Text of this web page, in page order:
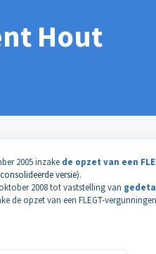
Hout
2005 inzake de opzet van een
versie).
2008 tot vaststelling van
de opzet van een FLEGT-